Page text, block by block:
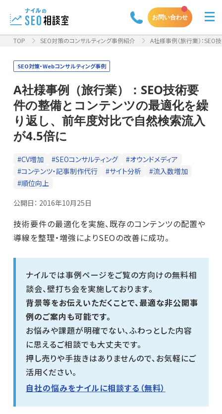
お問い合わせ
TOP SEO対策のコンサルティング事例紹介 A社様事例（旅行業）：
SEO対策・Webコンサルティング事例
A社様事例（旅行業）：SEO技術要
件の整備とコンテンツの最適化を繰
り返し、前年度対比で自然検索流入
が4.5倍に
#CV増加 #SEOコンサルティング
#オウンドメディア
#コンテンツ・記事制作代行
#サイト分析
#流入数増加
#順位向上
公開日： 2016年10月25日
技術要件の最適化を実施、既存のコンテンツの配置や
導線を整理・増強によりSEOの改善に成功。
ナイルでは事例ページをご覧の方向けの無料相
談会、壁打ち会を実施しております。
背景等をお伝えいただくことで、最適な非公開事
例のご案内も可能です。
お悩みや課題が明確でない、ふわっとした内容
に思えるご相談でも大丈夫です。
押し売りや手抜きはありませんので、お気軽にご
活用ください。
自社の悩みをナイルに相談する（無料）